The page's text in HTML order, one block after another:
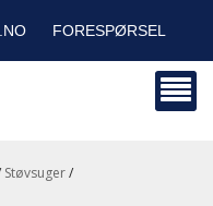
FORESPØRSEL
Støvsuger/